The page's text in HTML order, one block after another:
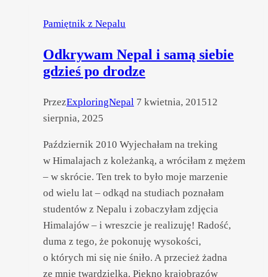
Pamiętnik z Nepalu
Odkrywam Nepal i samą siebie
gdzieś po drodze
PrzezExploringNepal 7 kwietnia, 201512
sierpnia, 2025
Październik 2010 Wyjechałam na treking
w Himalajach z koleżanką, a wróciłam z mężem
– w skrócie. Ten trek to było moje marzenie
od wielu lat – odkąd na studiach poznałam
studentów z Nepalu i zobaczyłam zdjęcia
Himalajów – i wreszcie je realizuję! Radość,
duma z tego, że pokonuję wysokości,
o których mi się nie śniło. A przecież żadna
ze mnie twardzielka. Piękno krajobrazów